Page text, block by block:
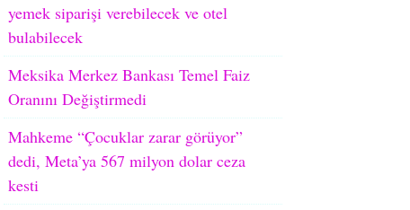
yemek siparişi verebilecek ve otel
bulabilecek
Meksika Merkez Bankası Temel Faiz
Oranını Değiştirmedi
Mahkeme “Çocuklar zarar görüyor”
dedi, Meta’ya 567 milyon dolar ceza
kesti